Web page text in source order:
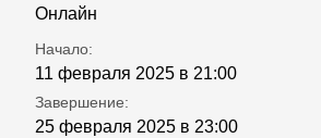
Онлайн
Начало:
11 февраля 2025 в 21:00
Завершение:
25 февраля 2025 в 23:00